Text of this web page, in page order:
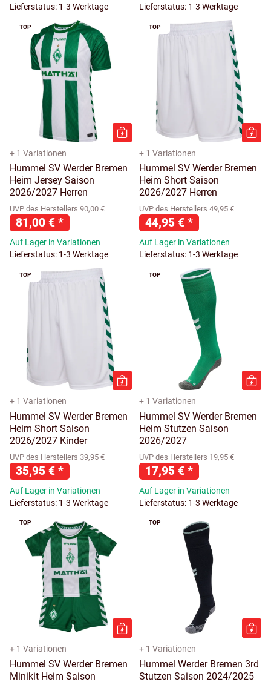
Lieferstatus: 1-3 Werktage
Lieferstatus: 1-3 Werktage
TOP
+ 1 Variationen
Hummel SV Werder Bremen
Heim Jersey Saison
2026/2027 Herren
UVP des Herstellers 90,00 €
81,00 € *
Auf Lager in Variationen
Lieferstatus: 1-3 Werktage
TOP
+ 1 Variationen
Hummel SV Werder Bremen
Heim Short Saison
2026/2027 Herren
UVP des Herstellers 49,95 €
44,95 € *
Auf Lager in Variationen
Lieferstatus: 1-3 Werktage
TOP
+ 1 Variationen
Hummel SV Werder Bremen
Heim Short Saison
2026/2027 Kinder
UVP des Herstellers 39,95 €
35,95 € *
Auf Lager in Variationen
Lieferstatus: 1-3 Werktage
TOP
+ 1 Variationen
Hummel SV Werder Bremen
Heim Stutzen Saison
2026/2027
UVP des Herstellers 19,95 €
17,95 € *
Auf Lager in Variationen
Lieferstatus: 1-3 Werktage
TOP
+ 1 Variationen
Hummel SV Werder Bremen
Minikit Heim Saison
TOP
+ 1 Variationen
Hummel Werder Bremen 3rd
Stutzen Saison 2024/2025